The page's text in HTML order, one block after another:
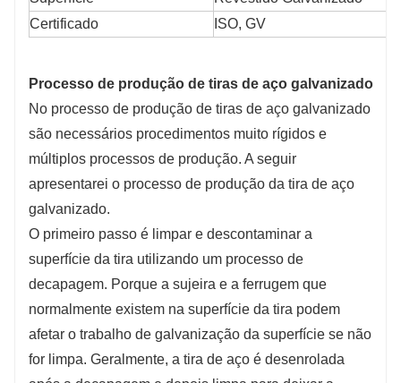
Certificado
ISO, GV
Processo de produção de tiras de aço galvanizado
No processo de produção de tiras de aço galvanizado
são necessários procedimentos muito rígidos e
múltiplos processos de produção. A seguir
apresentarei o processo de produção da tira de aço
galvanizado.
O primeiro passo é limpar e descontaminar a
superfície da tira utilizando um processo de
decapagem. Porque a sujeira e a ferrugem que
normalmente existem na superfície da tira podem
afetar o trabalho de galvanização da superfície se não
for limpa. Geralmente, a tira de aço é desenrolada